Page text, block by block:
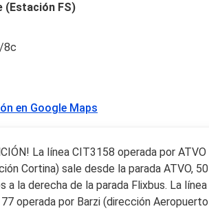
(Estación FS)
8c
en Google Maps
La línea CIT3158 operada por ATVO
Cortina) sale desde la parada ATVO, 50
a la derecha de la parada Flixbus. La línea
operada por Barzi (dirección Aeropuerto